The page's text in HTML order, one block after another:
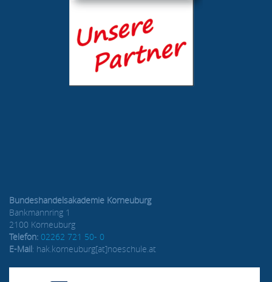
Bundeshandelsakademie Korneuburg
Bankmannring 1
2100 Korneuburg
Telefon: 02262 721 50- 0
E-Mail: hak.korneuburg[at]noeschule.at